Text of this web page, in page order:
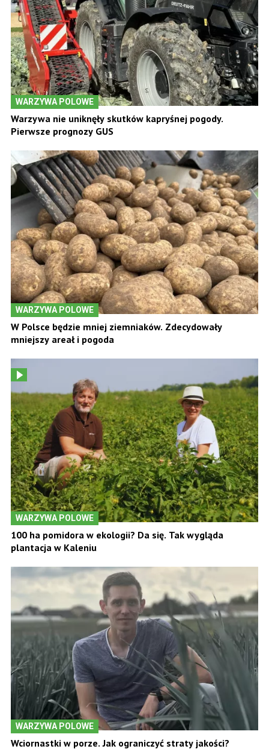
WARZYWA POLOWE
Warzywa nie uniknęły skutków kapryśnej pogody.
Pierwsze prognozy GUS
WARZYWA POLOWE
W Polsce będzie mniej ziemniaków. Zdecydowały
mniejszy areał i pogoda
WARZYWA POLOWE
100 ha pomidora w ekologii? Da się. Tak wygląda
plantacja w Kaleniu
WARZYWA POLOWE
Wciornastki w porze. Jak ograniczyć straty jakości?